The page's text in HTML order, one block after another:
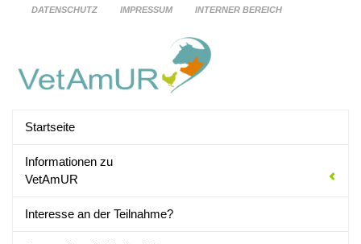
DATENSCHUTZ IMPRESSUM INTERNER BEREICH
Startseite
Informationen zu
VetAmUR
Interesse an der Teilnahme?